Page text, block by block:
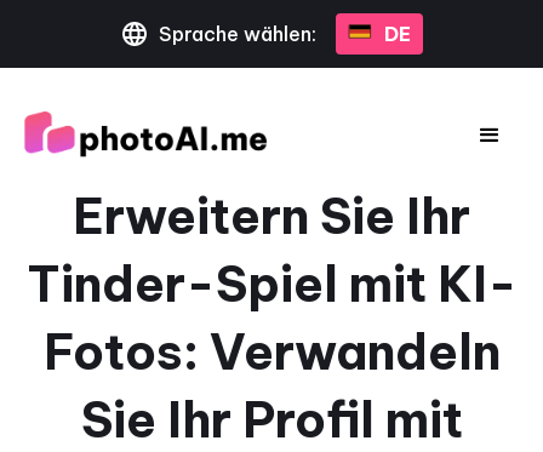
Sprache wählen: DE
Erweitern Sie Ihr
Tinder-Spiel mit KI-
Fotos: Verwandeln
Sie Ihr Profil mit